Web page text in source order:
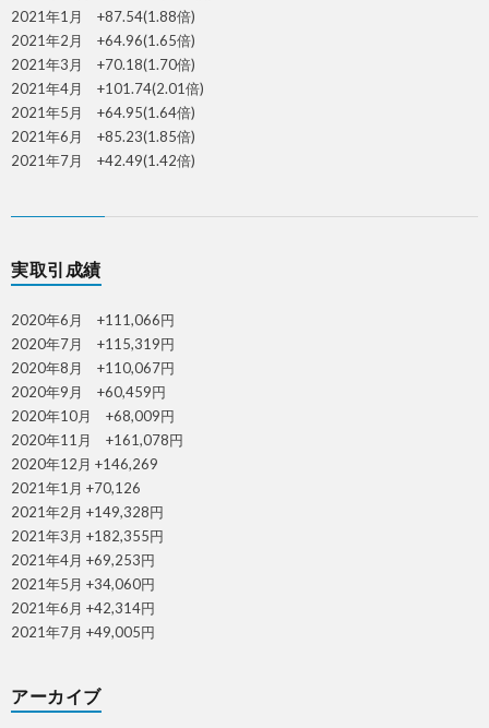
2021年1月 +87.54(1.88倍)
2021年2月 +64.96(1.65倍)
2021年3月 +70.18(1.70倍)
2021年4月 +101.74(2.01倍)
2021年5月 +64.95(1.64倍)
2021年6月 +85.23(1.85倍)
2021年7月 +42.49(1.42倍)
実取引成績
2020年6月 +111,066円
2020年7月 +115,319円
2020年8月 +110,067円
2020年9月 +60,459円
2020年10月 +68,009円
2020年11月 +161,078円
2020年12月 +146,269
2021年1月 +70,126
2021年2月 +149,328円
2021年3月 +182,355円
2021年4月 +69,253円
2021年5月 +34,060円
2021年6月 +42,314円
2021年7月 +49,005円
アーカイブ